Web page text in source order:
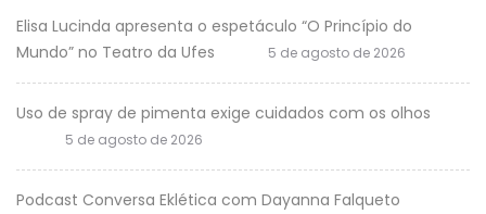
Elisa Lucinda apresenta o espetáculo “O Princípio do
Mundo” no Teatro da Ufes
5 de agosto de 2026
Uso de spray de pimenta exige cuidados com os olhos
5 de agosto de 2026
Podcast Conversa Eklética com Dayanna Falqueto